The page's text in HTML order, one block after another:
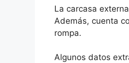
La carcasa
Además, cuenta
rompa.
Algunos datos